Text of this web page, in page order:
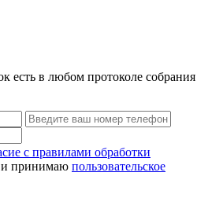
есть в любом протоколе собрания
с правилами обработки
принимаю пользовательское